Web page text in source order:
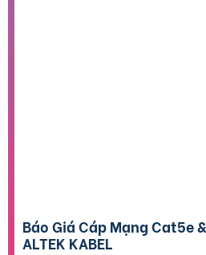
Báo Giá Cáp Mạng Cat5e & Cat6 Chống Nhiễu
ALTEK KABEL